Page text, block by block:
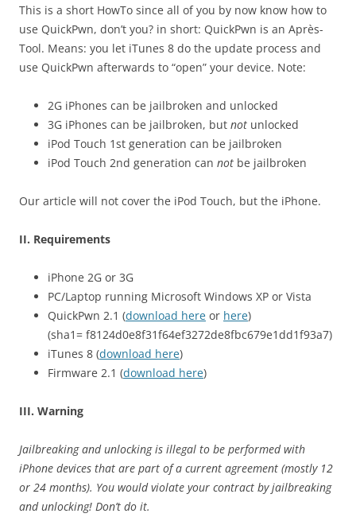
This is a short HowTo since all of you by now know how to
use QuickPwn, don’t you? in short: QuickPwn is an Après-
Tool. Means: you let iTunes 8 do the update process and
use QuickPwn afterwards to “open” your device. Note:
2G iPhones can be jailbroken and unlocked
3G iPhones can be jailbroken, but not unlocked
iPod Touch 1st generation can be jailbroken
iPod Touch 2nd generation can not be jailbroken
Our article will not cover the iPod Touch, but the iPhone.
II. Requirements
iPhone 2G or 3G
PC/Laptop running Microsoft Windows XP or Vista
QuickPwn 2.1 (download here or here)
(sha1= f8124d0e8f31f64ef3272de8fbc679e1dd1f93a7)
iTunes 8 (download here)
Firmware 2.1 (download here)
III. Warning
Jailbreaking and unlocking is illegal to be performed with
iPhone devices that are part of a current agreement (mostly 12
or 24 months). You would violate your contract by jailbreaking
and unlocking! Don’t do it.